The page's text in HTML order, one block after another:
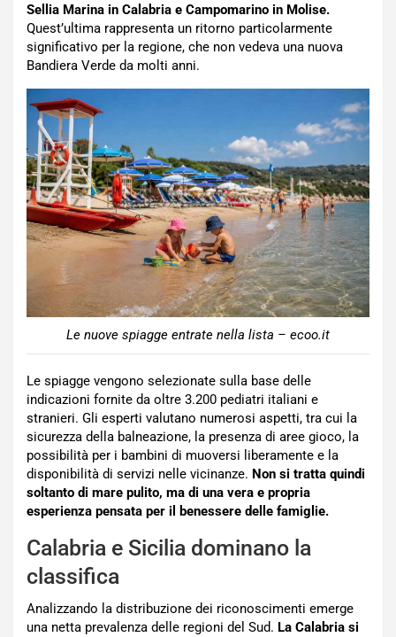
Sellia Marina in Calabria e Campomarino in Molise.
Quest’ultima rappresenta un ritorno particolarmente
significativo per la regione, che non vedeva una nuova
Bandiera Verde da molti anni.
Le nuove spiagge entrate nella lista – ecoo.it
Le spiagge vengono selezionate sulla base delle
indicazioni fornite da oltre 3.200 pediatri italiani e
stranieri. Gli esperti valutano numerosi aspetti, tra cui la
sicurezza della balneazione, la presenza di aree gioco, la
possibilità per i bambini di muoversi liberamente e la
disponibilità di servizi nelle vicinanze. Non si tratta quindi
soltanto di mare pulito, ma di una vera e propria
esperienza pensata per il benessere delle famiglie.
Calabria e Sicilia dominano la
classifica
Analizzando la distribuzione dei riconoscimenti emerge
una netta prevalenza delle regioni del Sud. La Calabria si